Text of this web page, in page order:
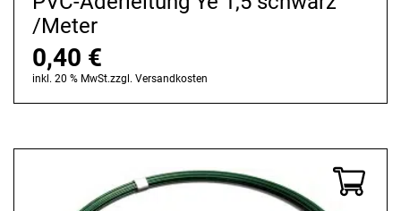
/Meter
0,40 €
inkl. 20 % MwSt.zzgl. Versandkosten